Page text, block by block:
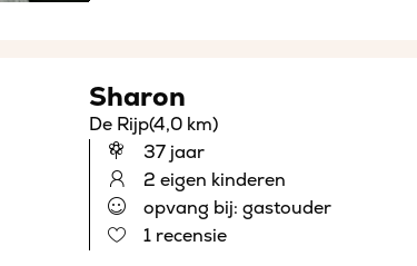
Sharon
De Rijp(4,0 km)
37 jaar
2 eigen kinderen
opvang bij: gastouder
1 recensie